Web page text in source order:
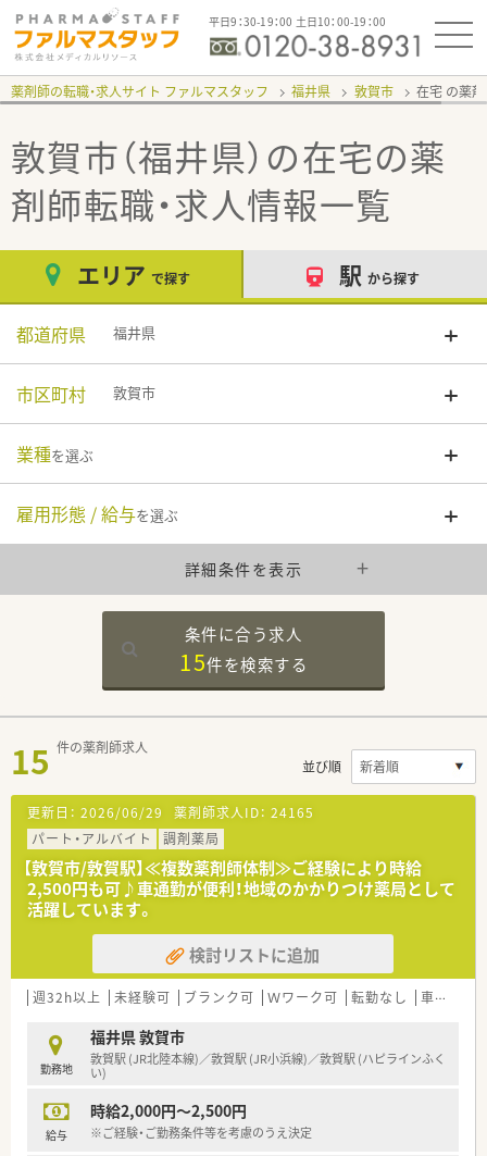
平日9：30-19：00 土日10：00-19：00
薬剤師の転職・求人サイト ファルマスタッフ 福井県 敦賀市 在宅
敦賀市（福井県）の在宅の薬
剤師転職・求人情報一覧
エリア で探す 駅 から探す
都道府県 福井県
市区町村 敦賀市
業種を選ぶ
雇用形態 / 給与を選ぶ
詳細条件を表示
条件に合う求人
15件を検索する
15 件の薬剤師求人
並び順
更新日： 2026/06/29 薬剤師求人ID： 24165
パート・アルバイト
調剤薬局
【敦賀市/敦賀駅】≪複数薬剤師体制≫ご経験により時給
2,500円も可♪車通勤が便利！地域のかかりつけ薬局として
活躍しています。
検討リストに追加
週32h以上 未経験可 ブランク可 Ｗワーク可 転勤なし 車通勤可
勤務地
福井県 敦賀市
敦賀駅 (JR北陸本線)／敦賀駅 (JR小浜線)／敦賀駅 (ハピラインふく
い)
給与
時給2,000円～2,500円
※ご経験・ご勤務条件等を考慮のうえ決定